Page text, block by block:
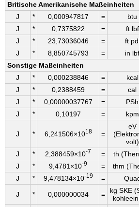
Bri­tische Ameri­kanische Maß­einheiten
J
* 0,000947817 = btu
J
* 0,7375822 = ft lbf
J
* 23,73036046 = ft
J
* 8,850745793 = in lbf
Sonstige Maß­einheiten
J
* 0,000238846 = kcal
J
* 0,2388459 = cal
J
* 0,00000037767 = PSh
J
* 0,10197 = kpm
J * 6,241506×1018 =
eV
volt)
J * 2,388459×10-7 = th
J
* 9,4781×10-9 = thm
J
* 9,478134×10-19 =
J * 0,000000034 =
kg SKE